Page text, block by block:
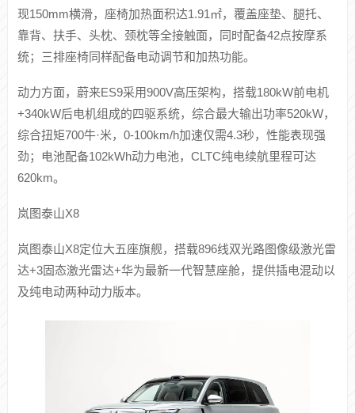
现150mm横滑，座椅加热面积达1.91㎡，覆盖座垫、腿托、
靠背、扶手、头枕、颈枕等全接触面，同时配备42点按摩系
统；三排座椅同样配备电动调节和加热功能。
动力方面，蔚来ES9采用900V高压架构，搭载180kW前电机
+340kW后电机组成的四驱系统，综合最大输出功率520kW，
综合扭矩700牛·米，0-100km/h加速仅需4.3秒，性能表现强
劲；电池配备102kWh动力电池，CLTC纯电续航里程可达
620km。
岚图泰山X8
岚图泰山X8定位大五座旗舰，搭载896线双光路图像级激光雷
达+3固态激光雷达+华为最新一代智慧座舱，提供插电混动以
及纯电动两种动力版本。